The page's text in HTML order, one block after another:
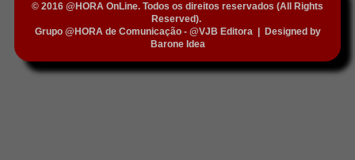
© 2016 @HORA OnLine. Todos os direitos reservados (All Rights
Reserved).
Grupo @HORA de Comunicação - @VJB Editora|
Designed by
Barone Idea